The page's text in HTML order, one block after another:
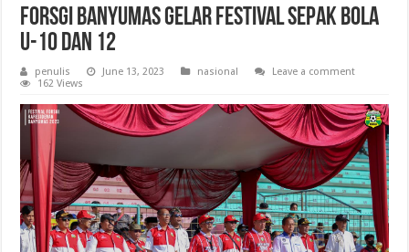
FORSGI Banyumas Gelar Festival Sepak Bola
U-10 dan 12
penulis June 13, 2023 nasional
Leave a comment
162 Views